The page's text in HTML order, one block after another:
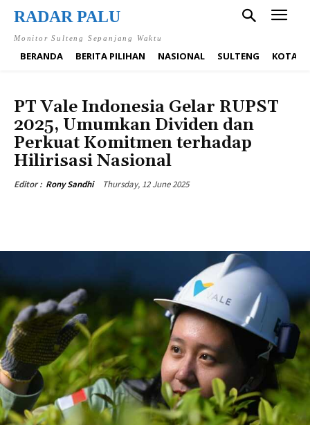
RADAR PALU
Monitor Sulteng Sepanjang Waktu
BERANDA BERITA PILIHAN NASIONAL SULTENG KOTA
PT Vale Indonesia Gelar RUPST
2025, Umumkan Dividen dan
Perkuat Komitmen terhadap
Hilirisasi Nasional
Editor : Rony Sandhi Thursday, 12 June 2025